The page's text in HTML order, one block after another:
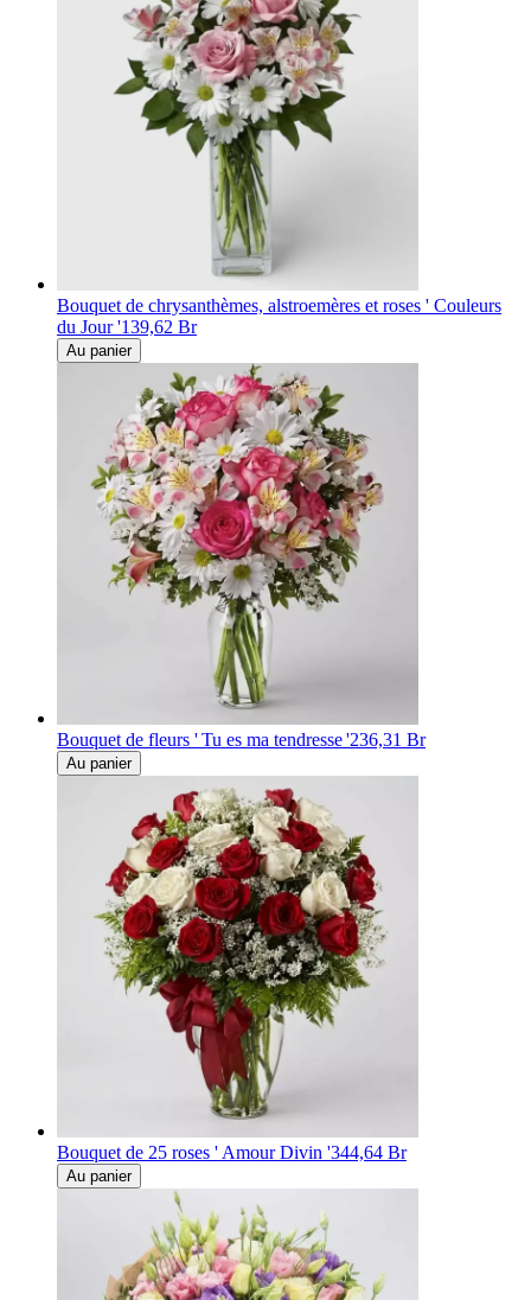
Bouquet de chrysanthèmes, alstroemères et roses ' Couleurs
du Jour '139,62 Br
Au panier
Bouquet de fleurs ' Tu es ma tendresse '236,31 Br
Au panier
Bouquet de 25 roses ' Amour Divin '344,64 Br
Au panier